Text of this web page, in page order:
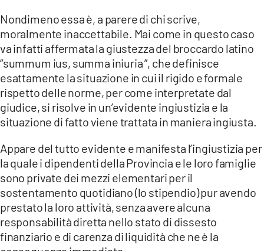
LACITYMAG.IT
ILREGGINO.IT
COSENZACHANNEL.IT
ILVIBONESE.IT
CATANZAROCHANNEL.IT
App
ANDROID
APPLE
Nondimeno essa è, a parere di chi scrive,
moralmente inaccettabile. Mai come in questo caso
va infatti affermata la giustezza del broccardo latino
“summum ius, summa iniuria ”, che definisce
esattamente la situazione in cui il rigido e formale
rispetto delle norme, per come interpretate dal
giudice, si risolve in un’evidente ingiustizia e la
situazione di fatto viene trattata in maniera ingiusta.
Appare del tutto evidente e manifesta l’ingiustizia per
la quale i dipendenti della Provincia e le loro famiglie
sono private dei mezzi elementari per il
sostentamento quotidiano (lo stipendio) pur avendo
prestato la loro attività, senza avere alcuna
responsabilità diretta nello stato di dissesto
finanziario e di carenza di liquidità che ne è la